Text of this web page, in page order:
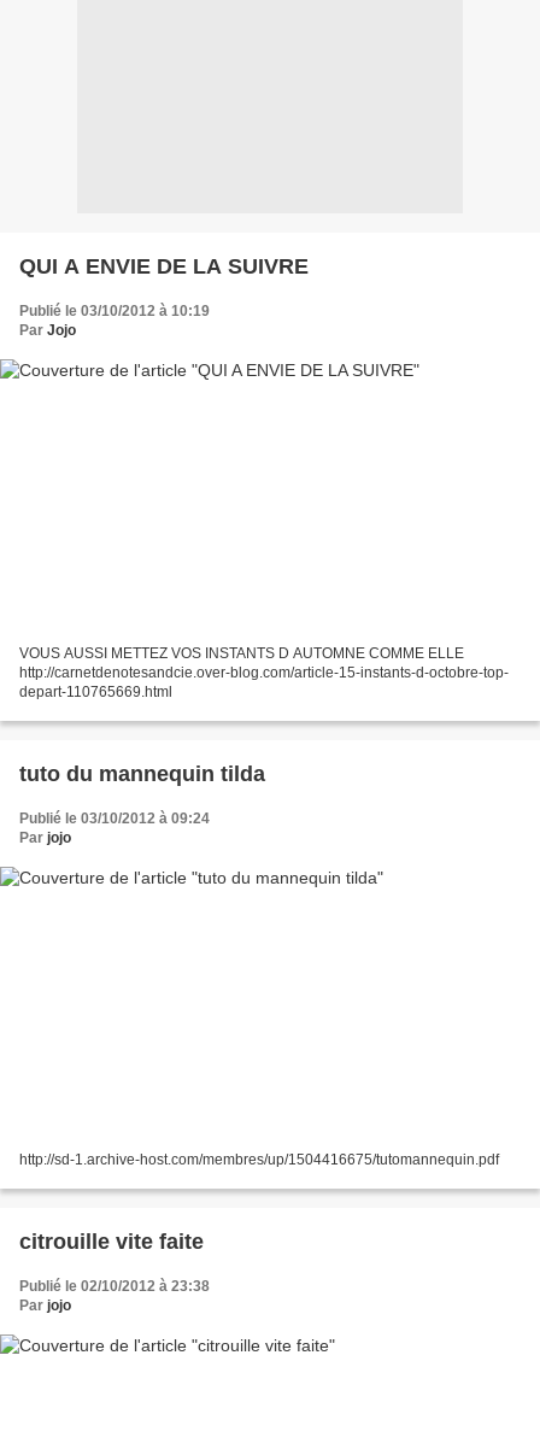
QUI A ENVIE DE LA SUIVRE
Publié le 03/10/2012 à 10:19
Par Jojo
VOUS AUSSI METTEZ VOS INSTANTS D AUTOMNE COMME ELLE
http://carnetdenotesandcie.over-blog.com/article-15-instants-d-octobre-top-
depart-110765669.html
tuto du mannequin tilda
Publié le 03/10/2012 à 09:24
Par jojo
http://sd-1.archive-host.com/membres/up/1504416675/tutomannequin.pdf
citrouille vite faite
Publié le 02/10/2012 à 23:38
Par jojo